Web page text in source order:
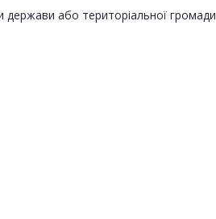
або територіальної громади